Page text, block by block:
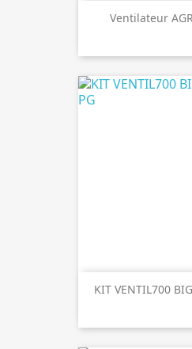
Ventilateur
KIT VENTIL700